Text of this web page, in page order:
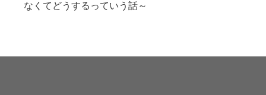
なくてどうするっていう話～